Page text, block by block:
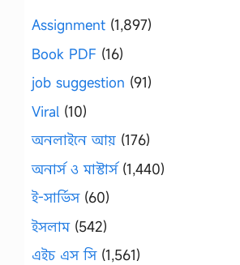
Assignment (1,897)
Book PDF (16)
job suggestion (91)
Viral (10)
অনলাইনে আয় (176)
অনার্স ও মাস্টার্স(1,440)
ই-সার্ভিস(60)
ইসলাম(542)
এইচ এস সি(1,561)